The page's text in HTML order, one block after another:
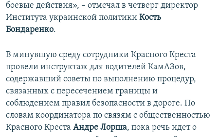
боевые действия», – отмечал в четверг директор
Института украинской политики Кость
Бондаренко.
В минувшую среду сотрудники Красного Креста
провели инструктаж для водителей КамАЗов,
содержавший советы по выполнению процедур,
связанных с пересечением границы и
соблюдением правил безопасности в дороге. По
словам координатора по связям с общественностью
Красного Креста Андре Лорша, пока речь идет о